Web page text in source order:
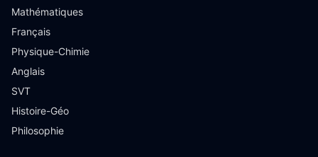
Mathématiques
Français
Physique-Chimie
Anglais
SVT
Histoire-Géo
Philosophie